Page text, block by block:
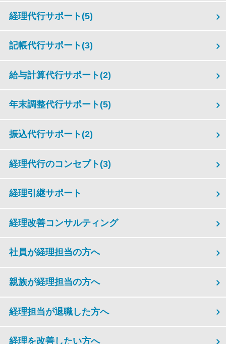
経理代行サポート (5)
記帳代行サポート (3)
給与計算代行サポート (2)
年末調整代行サポート (5)
振込代行サポート (2)
経理代行のコンセプト (3)
経理引継サポート
経理改善コンサルティング
社員が経理担当の方へ
親族が経理担当の方へ
経理担当が退職した方へ
経理を改善したい方へ